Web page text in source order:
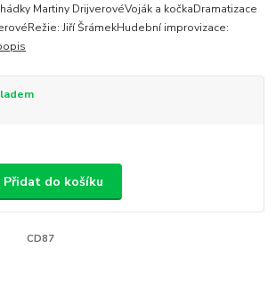
Martiny DrijverovéVoják a kočkaDramatizace
Jiří ŠrámekHudební improvizace:
Přidat do košíku
CD87